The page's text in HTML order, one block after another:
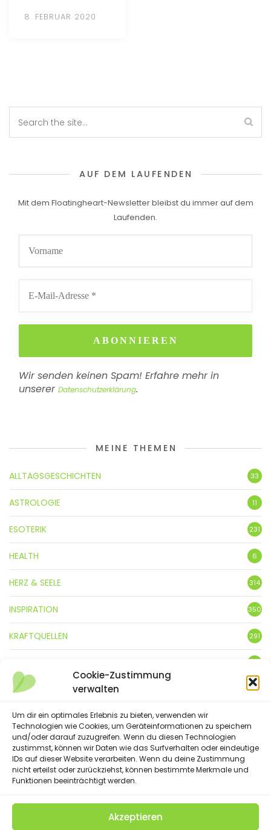
Cookie-Zustimmung
verwalten
Um dir ein optimales Erlebnis zu bieten, verwenden wir
Technologien wie Cookies, um Geräteinformationen zu speichern
und/oder darauf zuzugreifen. Wenn du diesen Technologien
zustimmst, können wir Daten wie das Surfverhalten oder eindeutige
IDs auf dieser Website verarbeiten. Wenn du deine Zustimmung
nicht erteilst oder zurückziehst, können bestimmte Merkmale und
Funktionen beeinträchtigt werden.
Akzeptieren
8. FEBRUAR 2020
AUF DEM LAUFENDEN
Mit dem Floatingheart-Newsletter bleibst du immer auf dem
Laufenden.
Wir senden keinen Spam! Erfahre mehr in
unserer Datenschutzerklärung.
MEINE THEMEN
ALLTAGSGESCHICHTEN 33
ASTROLOGIE 11
ESOTERIK 231
HEALTH 6
HERZ & SEELE 314
INSPIRATION 350
KRAFTQUELLEN 291
3
LEBENSFREUDE 359
LIFESTYLE
NATUR
SPRÜCHE & GEDICHTE